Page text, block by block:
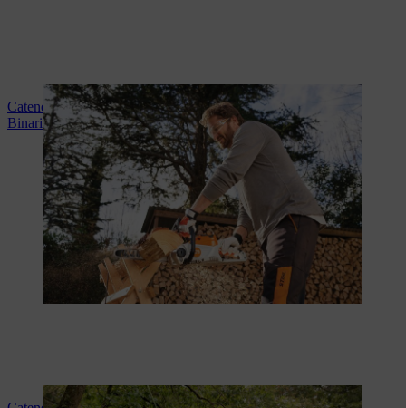
Catene per seghe per la manutenzione del giardino
Binari di guida per la manutenzione del giardino